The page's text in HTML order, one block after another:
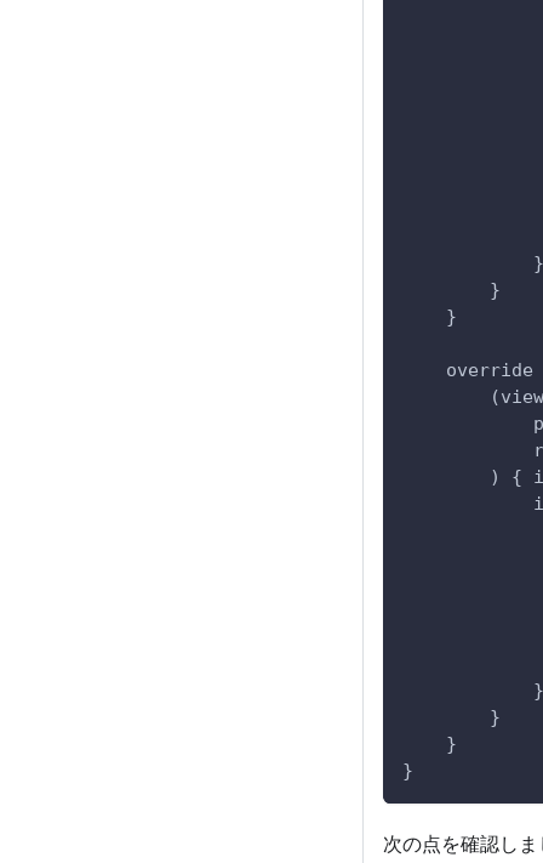
            }
        }
    }
override
) {
            }
        }
    }
}
次の点を確認しま